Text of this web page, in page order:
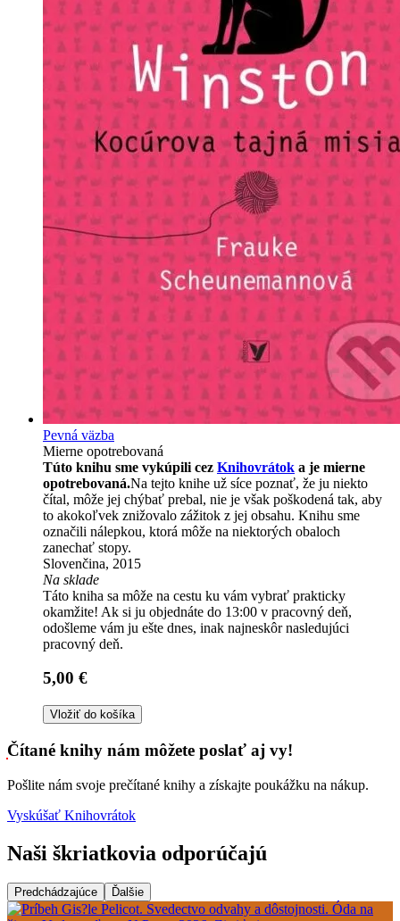
Pevná väzba
Mierne opotrebovaná
Túto knihu sme vykúpili cez Knihovrátok a je mierne
opotrebovaná.Na tejto knihe už síce poznať, že ju niekto
čítal, môže jej chýbať prebal, nie je však poškodená tak, aby
to akokoľvek znižovalo zážitok z jej obsahu. Knihu sme
označili nálepkou, ktorá môže na niektorých obaloch
zanechať stopy.
Slovenčina, 2015
Na sklade
Táto kniha sa môže na cestu ku vám vybrať prakticky
okamžite! Ak si ju objednáte do 13:00 v pracovný deň,
odošleme vám ju ešte dnes, inak najneskôr nasledujúci
pracovný deň.
5,00 €
Vložiť do košíka
Čítané knihy nám môžete poslať aj vy!
Pošlite nám svoje prečítané knihy a získajte poukážku na nákup.
Vyskúšať Knihovrátok
Naši škriatkovia odporúčajú
Predchádzajúce Ďalšie